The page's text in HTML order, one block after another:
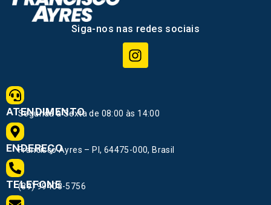
Siga-nos nas redes sociais
ATENDIMENTO
Segunda à Sexta de 08:00 às 14:00
ENDEREÇO
Francisco Ayres – PI, 64475-000, Brasil
TELEFONE
(89) 99408-5756